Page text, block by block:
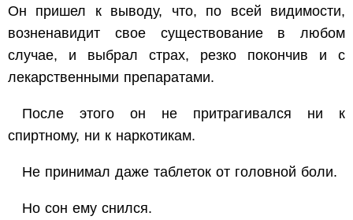
Он пришел к выводу, что, по всей видимости,
возненавидит свое существование в любом
случае, и выбрал страх, резко покончив и с
лекарственными препаратами.
После этого он не притрагивался ни к
спиртному, ни к наркотикам.
Не принимал даже таблеток от головной боли.
Но сон ему снился.